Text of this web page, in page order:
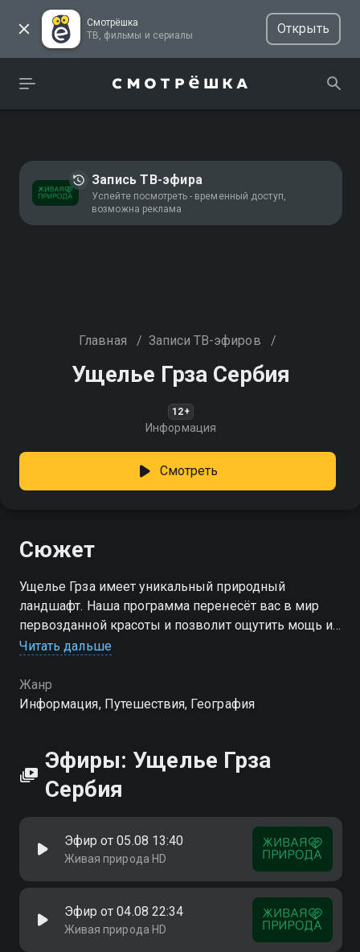
Смотрёшка
ТВ, фильмы и сериалы
Открыть
Запись ТВ-эфира
Успейте посмотреть - временный доступ,
возможна реклама
Главная / Записи ТВ-эфиров /
Ущелье Грза Сербия
12+
Информация
Смотреть
Сюжет
Ущелье Грза имеет уникальный природный
ландшафт. Наша программа перенесёт вас в мир
первозданной красоты и позволит ощутить мощь и
величие природы
Читать дальше
Жанр
Информация, Путешествия, География
Эфиры: Ущелье Грза
Сербия
Эфир от 05.08 13:40
Живая природа HD
Эфир от 04.08 22:34
Живая природа HD